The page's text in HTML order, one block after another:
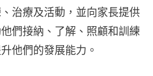
治療及活動，並向家長提供
們接納、了解、照顧和訓練
他們的發展能力。